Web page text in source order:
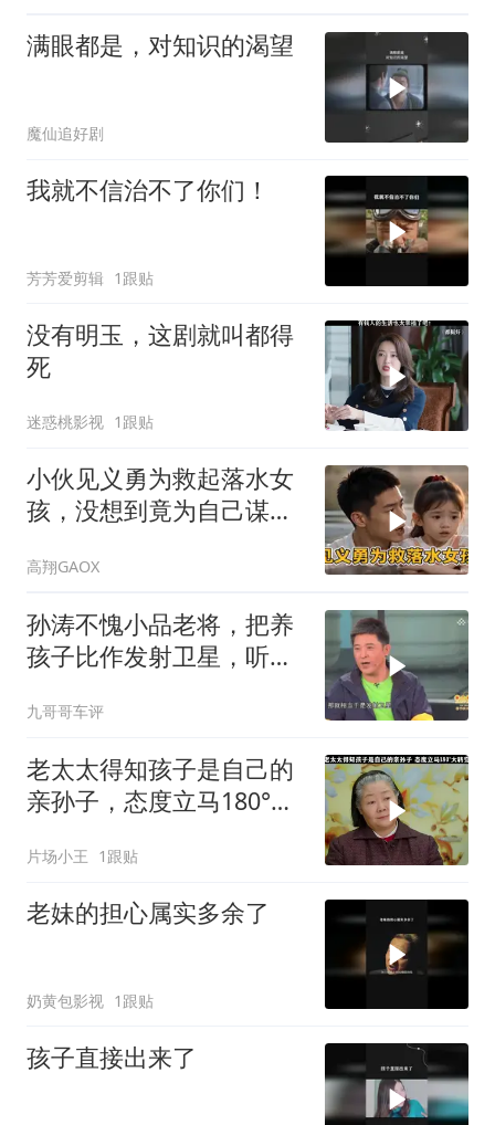
满眼都是，对知识的渴望
魔仙追好剧
我就不信治不了你们！
芳芳爱剪辑 1跟贴
没有明玉，这剧就叫都得
死
迷惑桃影视 1跟贴
小伙见义勇为救起落水女
孩，没想到竟为自己谋了
高翔GAOX
孙涛不愧小品老将，把养
孩子比作发射卫星，听得
九哥哥车评
老太太得知孩子是自己的
亲孙子，态度立马180°大
片场小王 1跟贴
老妹的担心属实多余了
奶黄包影视 1跟贴
孩子直接出来了